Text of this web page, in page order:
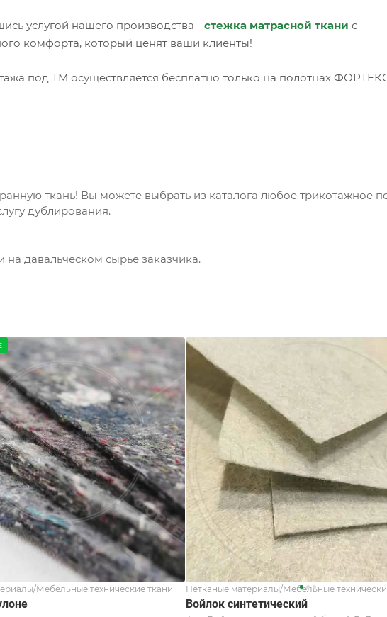
услугой нашего производства - стежка матрасной ткани с
комфорта, который ценят ваши клиенты!
под ТМ осуществляется бесплатно только на полотнах
ткань! Вы можете выбрать из каталога любое трикотажное
дублирования.
давальческом сырье заказчика.
Мебельные технические ткани Нетканые материалы/Мебельные
Войлок синтетический